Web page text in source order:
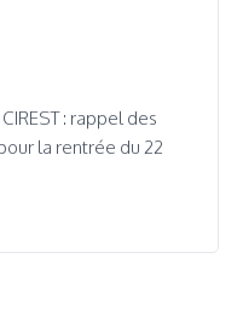
: rappel des
la rentrée du 22